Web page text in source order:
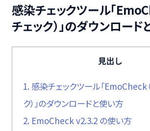
感染チェックツール「
チェック）」のダウンロード
見出し
1. 感染チェックツール「EmoCheck
ク）」のダウンロードと使い方
2. EmoCheck v2.3.2 の使い方